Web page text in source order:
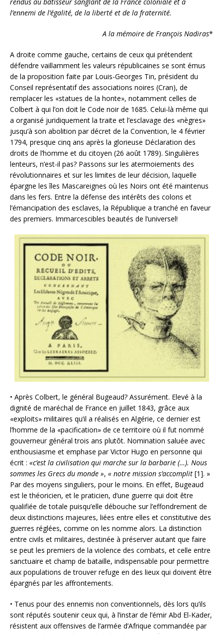
l’ennemi de l’égalité, de la liberté et de la fraternité.
A la mémoire de François Nadiras*
A droite comme gauche, certains de ceux qui prétendent
défendre vaillamment les valeurs républicaines se sont émus
de la proposition faite par Louis-Georges Tin, président du
Conseil représentatif des associations noires (Cran), de
remplacer les «statues de la honte», notamment celles de
Colbert à qui l’on doit le Code noir de 1685. Celui-là même qui
a organisé juridiquement la traite et l’esclavage des «nègres»
jusqu’à son abolition par décret de la Convention, le 4 février
1794, presque cinq ans après la glorieuse Déclaration des
droits de l’homme et du citoyen (26 août 1789). Singulières
lenteurs, n’est-il pas? Passons sur les atermoiements des
révolutionnaires et sur les limites de leur décision, laquelle
épargne les îles Mascareignes où les Noirs ont été maintenus
dans les fers. Entre la défense des intérêts des colons et
l’émancipation des esclaves, la République a tranché en faveur
des premiers. Immarcescibles beautés de l’universel!
• Après Colbert, le général Bugeaud? Assurément. Elevé à la
dignité de maréchal de France en juillet 1843, grâce aux
«exploits» militaires qu’il a réalisés en Algérie, ce dernier est
l’homme de la «pacification» de ce territoire où il fut nommé
gouverneur général trois ans plutôt. Nomination saluée avec
enthousiasme et emphase par Victor Hugo en personne qui
écrit : «c’est la civilisation qui marche sur la barbarie (…). Nous
sommes les Grecs du monde », « notre mission s’accomplit [1]. »
Par des moyens singuliers, pour le moins. En effet, Bugeaud
est le théoricien, et le praticien, d’une guerre qui doit être
qualifiée de totale puisqu’elle débouche sur l’effondrement de
deux distinctions majeures, liées entre elles et constitutive des
guerres réglées, comme on les nomme alors. La distinction
entre civils et militaires, destinée à préserver autant que faire
se peut les premiers de la violence des combats, et celle entre
sanctuaire et champ de bataille, indispensable pour permettre
aux populations de trouver refuge en des lieux qui doivent être
épargnés par les affrontements.
• Tenus pour des ennemis non conventionnels, dès lors qu’ils
sont réputés soutenir ceux qui, à l’instar de l’émir Abd El-Kader,
résistent aux offensives de l’armée d’Afrique commandée par